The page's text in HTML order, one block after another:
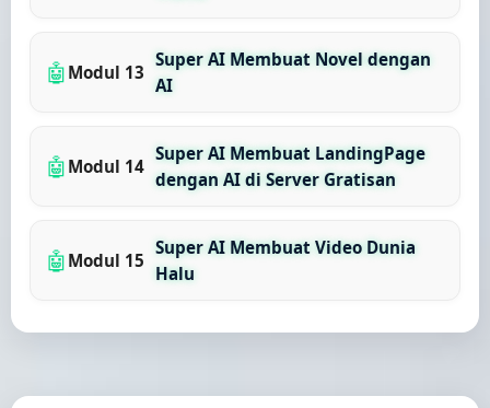
🤖 Modul 13
Super AI Membuat Novel dengan
AI
🤖 Modul 14
Super AI Membuat LandingPage
dengan AI di Server Gratisan
🤖 Modul 15
Super AI Membuat Video Dunia
Halu